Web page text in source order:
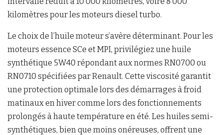
kilomètres pour les moteurs diesel turbo.
Le choix de l’huile moteur s’avère déterminant. Pour les
moteurs essence SCe et MPI, privilégiez une huile
synthétique 5W40 répondant aux normes RN0700 ou
RN0710 spécifiées par Renault. Cette viscosité garantit
une protection optimale lors des démarrages à froid
matinaux en hiver comme lors des fonctionnements
prolongés à haute température en été. Les huiles semi-
synthétiques, bien que moins onéreuses, offrent une